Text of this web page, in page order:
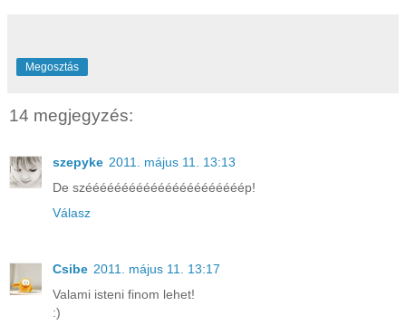
Megosztás
14 megjegyzés:
szepyke 2011. május 11. 13:13
De széééééééééééééééééééééép!
Válasz
Csibe 2011. május 11. 13:17
Valami isteni finom lehet!
:)